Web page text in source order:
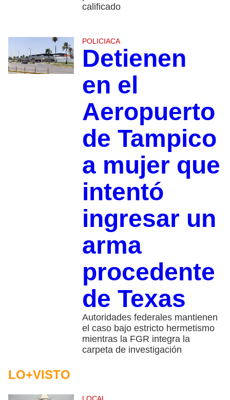
calificado
POLICIACA
Detienen
en el
Aeropuerto
de Tampico
a mujer que
intentó
ingresar un
arma
procedente
de Texas
Autoridades federales mantienen
el caso bajo estricto hermetismo
mientras la FGR integra la
carpeta de investigación
LO+VISTO